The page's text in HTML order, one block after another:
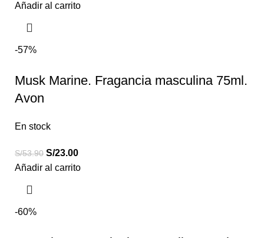
Añadir al carrito
-57%
Musk Marine. Fragancia masculina 75ml.
Avon
En stock
S/53.90 S/23.00
Añadir al carrito
-60%